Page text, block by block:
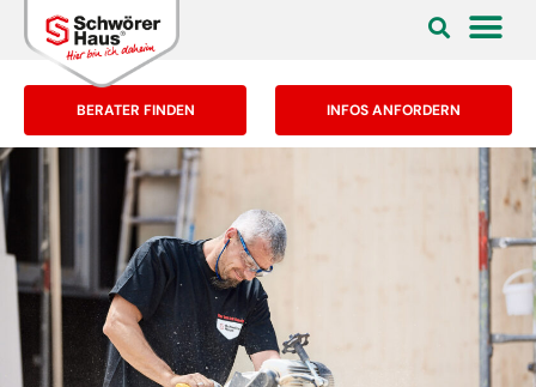
BERATER FINDEN INFOS ANFORDERN